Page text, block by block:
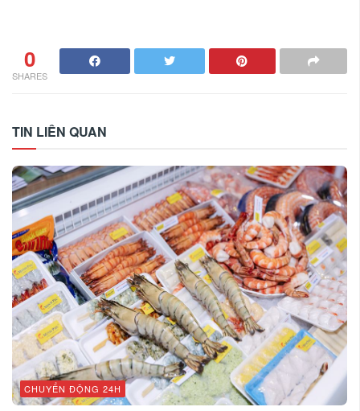
0
SHARES
TIN LIÊN QUAN
CHUYỂN ĐỘNG 24H